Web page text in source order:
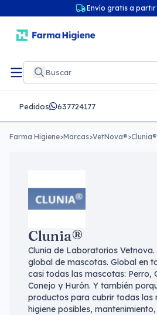
Envío gratis a partir
Pedidos 637724177
Farma Higiene>Marcas>VetNova®>Clunia®
Clunia®
Clunia de Laboratorios
global de mascotas. Global en
casi todas las mascotas: Perro,
Conejo y Hurón. Y también
productos para cubrir todas las
higiene posibles,